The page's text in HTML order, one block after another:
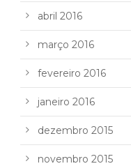
abril 2016
março 2016
fevereiro 2016
janeiro 2016
dezembro 2015
novembro 2015